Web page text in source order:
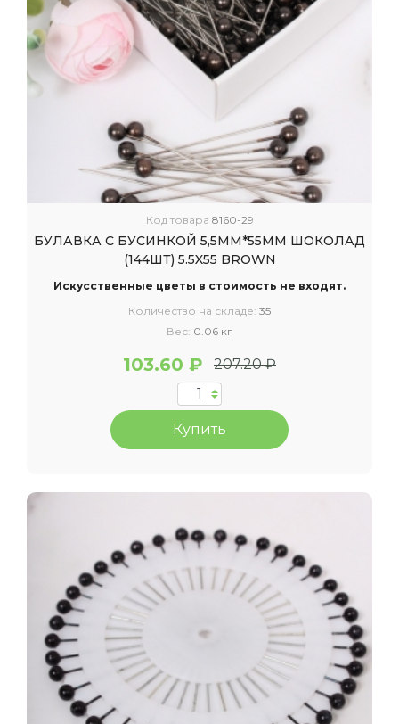
Код товара 8160-29
БУЛАВКА С БУСИНКОЙ 5,5ММ*55ММ ШОКОЛАД
(144ШТ) 5.5X55 BROWN
Искусственные цветы в стоимость не входят.
Количество на складе: 35
Вес: 0.06 кг
103.60 ₽ 207.20 ₽
Купить